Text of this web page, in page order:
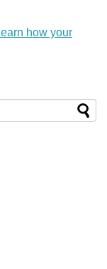
how your